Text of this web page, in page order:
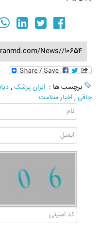
News//10654
برچسب ها : ایران پزشک,
چاقی,اخبار سلامت